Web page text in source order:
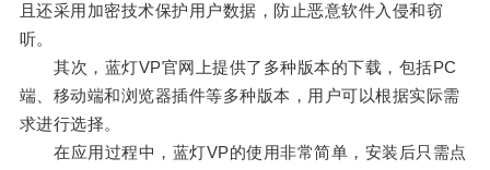
且还采用加密技术保护用户数据，防止恶意软件入侵和窃
听。
其次，蓝灯VP官网上提供了多种版本的下载，包括PC
端、移动端和浏览器插件等多种版本，用户可以根据实际需
求进行选择。
在应用过程中，蓝灯VP的使用非常简单，安装后只需点